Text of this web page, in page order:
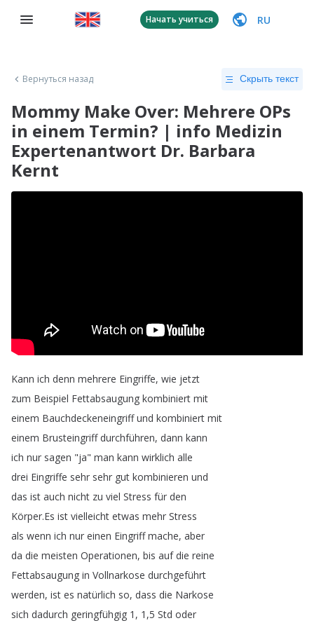
Начать учиться RU
Вернуться назад Скрыть текст
Mommy Make Over: Mehrere OPs
in einem Termin? | info Medizin
Expertenantwort Dr. Barbara
Kernt
Kann ich denn mehrere Eingriffe, wie jetzt
zum Beispiel Fettabsaugung kombiniert mit
einem Bauchdeckeneingriff und kombiniert mit
einem Brusteingriff durchführen, dann kann
ich nur sagen "ja" man kann wirklich alle
drei Eingriffe sehr sehr gut kombinieren und
das ist auch nicht zu viel Stress für den
Körper.Es ist vielleicht etwas mehr Stress
als wenn ich nur einen Eingriff mache, aber
da die meisten Operationen, bis auf die reine
Fettabsaugung in Vollnarkose durchgeführt
werden, ist es natürlich so, dass die Narkose
sich dadurch geringfühgig 1, 1,5 Std oder